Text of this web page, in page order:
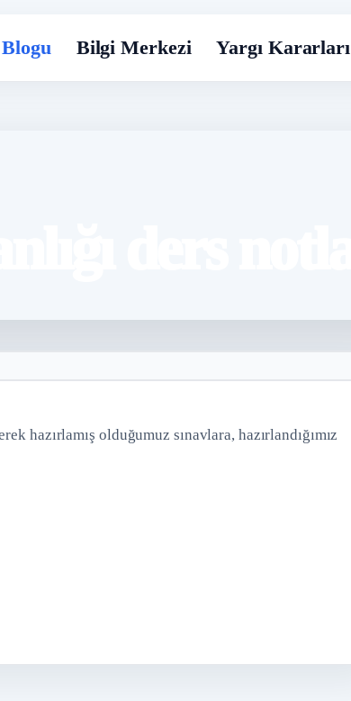
Bilgi Merkezi Yargı Kararları
hazırlamış olduğumuz sınavlara, hazırlandığımız